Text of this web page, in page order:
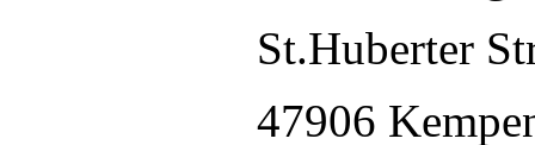
St.Huberter
47906